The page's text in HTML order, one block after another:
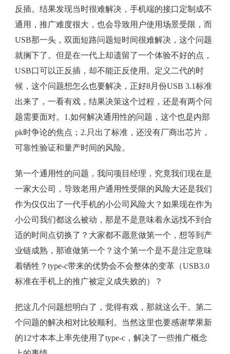
反插。结果发现当时很难解决，手机端的接口定制成不
通用，推广难度很大，也会导致用户使用场景受限，而
USB那一头，双面短路问题短时间很难解决，这个问题
就搁下了。但是在一代上却遗留了一个体验不好的点，
USB口可以正反插，却不能正反使用。定义二代的时
候，这个问题想怎么也要解决，正好8月份USB 3.1标准
出来了，一看有戏，结果决策这个过程，还是有两个问
题需要面对。1.如何解决通用性的问题，这个也是内部
pk时争论的焦点；2.只出了标准，还没有厂商出芯片，
可靠性验证和量产时间的风险。
第一个通用性的问题，我问项目经理，究竟我们现在是
一家大公司，导致老用户通用性受限的风险大还是我们
作为仅仅出了一代手机的小公司风险大？如果现在作为
小公司我们都这么被动，那是不是意味着永远找不到合
适的时间点切换了？大家都不愿意做第一个，想等到产
业链成熟，那谁做第一个？这个第一个是不是注定意味
着牺牲？type-c带来的优势会不会整体的变革（USB3.0
标准在手机上的推广被定义成失败的）？
把这几个问题想明白了，觉得有戏，那就这么干。第二
个问题的解决相对比较顺利。当然这里也要感谢苹果新
的12寸本本上率先使用了type-c，解决了一些推广概念